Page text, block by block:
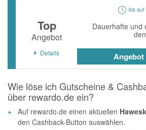
bis auf
Top
Angebot
Dauerhafte und
Details Angebot
Wie löse ich Gutscheine &
über rewardo.de ein?
Auf rewardo.de einen aktuellen
den Cashback-Button auswählen.